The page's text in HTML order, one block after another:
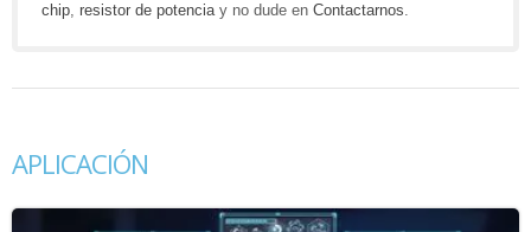
chip, resistor de potenciay no dude en Contactarnos.
APLICACIÓN